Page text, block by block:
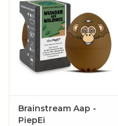
Brainstream Aap -
PiepEi